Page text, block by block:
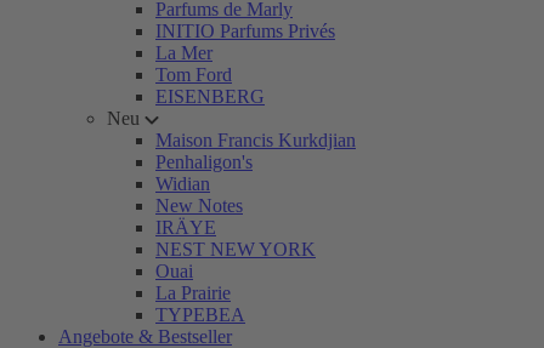
Parfums de Marly
INITIO Parfums Privés
La Mer
Tom Ford
EISENBERG
Neu
Maison Francis Kurkdjian
Penhaligon's
Widian
New Notes
IRÄYE
NEST NEW YORK
Ouai
La Prairie
TYPEBEA
Angebote & Bestseller